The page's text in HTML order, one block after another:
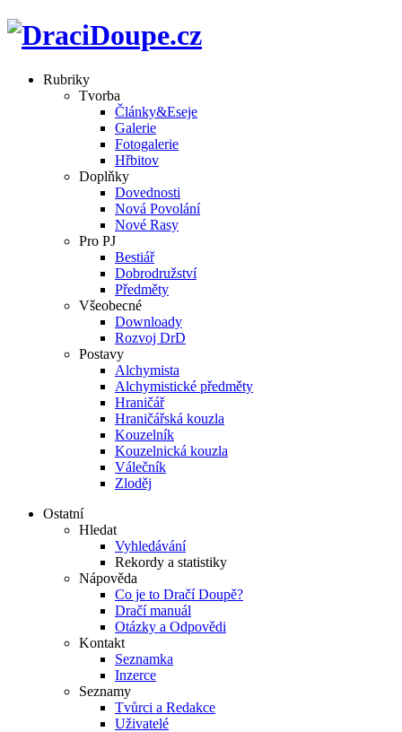
Rubriky
Tvorba
Články&Eseje
Galerie
Fotogalerie
Hřbitov
Doplňky
Dovednosti
Nová Povolání
Nové Rasy
Pro PJ
Bestiář
Dobrodružství
Předměty
Všeobecné
Downloady
Rozvoj DrD
Postavy
Alchymista
Alchymistické předměty
Hraničář
Hraničářská kouzla
Kouzelník
Kouzelnická kouzla
Válečník
Zloděj
Ostatní
Hledat
Vyhledávání
Rekordy a statistiky
Nápověda
Co je to Dračí Doupě?
Dračí manuál
Otázky a Odpovědi
Kontakt
Seznamka
Inzerce
Seznamy
Tvůrci a Redakce
Uživatelé